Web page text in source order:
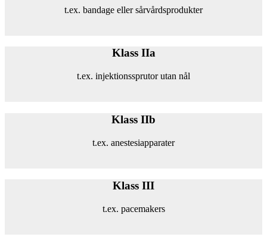
t.ex. bandage eller sårvårdsprodukter
Klass IIa
t.ex. injektionssprutor utan nål
Klass IIb
t.ex. anestesiapparater
Klass III
t.ex. pacemakers